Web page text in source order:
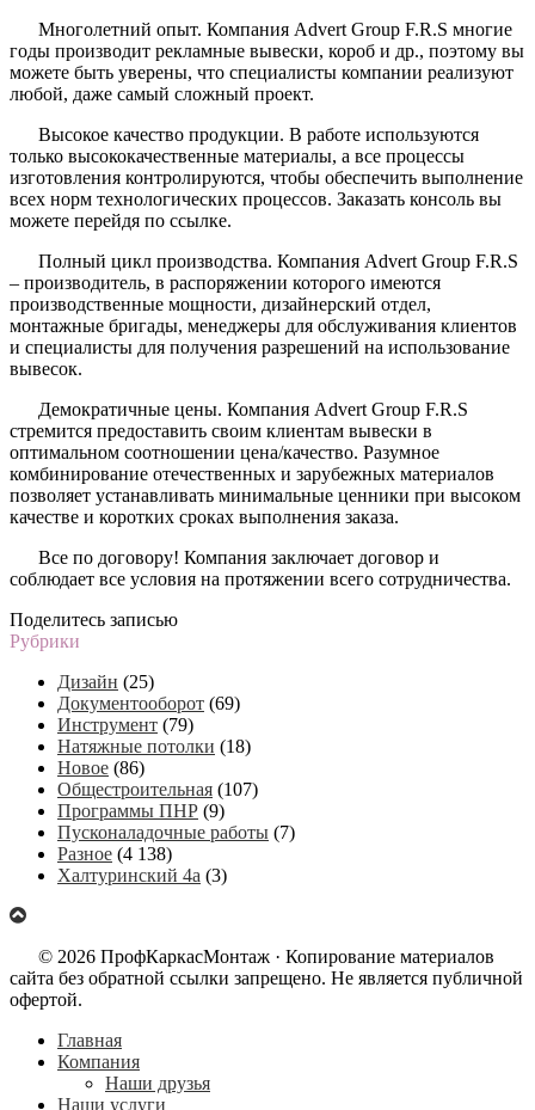
Многолетний опыт. Компания Advert Group F.R.S многие
годы производит рекламные вывески, короб и др., поэтому вы
можете быть уверены, что специалисты компании реализуют
любой, даже самый сложный проект.
Высокое качество продукции. В работе используются
только высококачественные материалы, а все процессы
изготовления контролируются, чтобы обеспечить выполнение
всех норм технологических процессов. Заказать консоль вы
можете перейдя по ссылке.
Полный цикл производства. Компания Advert Group F.R.S
– производитель, в распоряжении которого имеются
производственные мощности, дизайнерский отдел,
монтажные бригады, менеджеры для обслуживания клиентов
и специалисты для получения разрешений на использование
вывесок.
Демократичные цены. Компания Advert Group F.R.S
стремится предоставить своим клиентам вывески в
оптимальном соотношении цена/качество. Разумное
комбинирование отечественных и зарубежных материалов
позволяет устанавливать минимальные ценники при высоком
качестве и коротких сроках выполнения заказа.
Все по договору! Компания заключает договор и
соблюдает все условия на протяжении всего сотрудничества.
Поделитесь записью
Рубрики
Дизайн (25)
Документооборот (69)
Инструмент (79)
Натяжные потолки (18)
Новое (86)
Общестроительная (107)
Программы ПНР (9)
Пусконаладочные работы (7)
Разное (4 138)
Халтуринский 4а (3)
© 2026 ПрофКаркасМонтаж · Копирование материалов
сайта без обратной ссылки запрещено. Не является публичной
офертой.
Главная
Компания
Наши друзья
Наши услуги